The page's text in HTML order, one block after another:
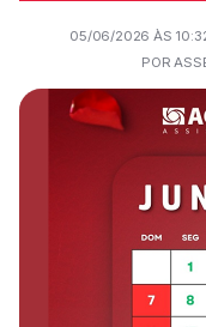
05/06/2026 ÀS
POR